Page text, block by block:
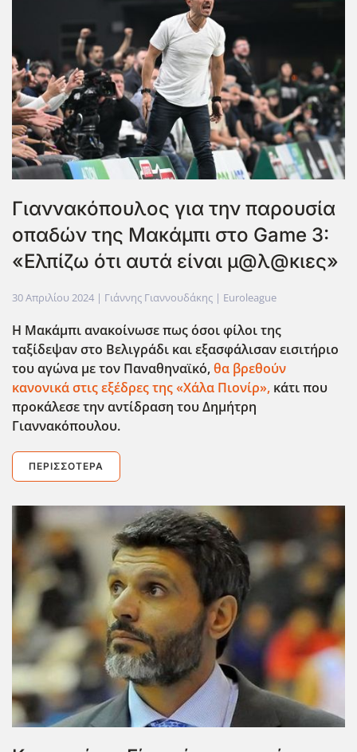
Γιαννακόπουλος για την παρουσία
οπαδών της Μακάμπι στο Game 3:
«Ελπίζω ότι αυτά είναι μ@λ@κιες»
30 Απριλίου 2024 | Γιάννης Γιαννουδάκης | Euroleague
Η Μακάμπι ανακοίνωσε πως όσοι φίλοι της
ταξίδεψαν στο Βελιγράδι και εξασφάλισαν εισιτήριο
του αγώνα με τον Παναθηναϊκό,θα βρεθούν
κανονικά στις εξέδρες της «Χάλα Πιονίρ», κάτι που
προκάλεσε την αντίδραση του Δημήτρη
Γιαννακόπουλου.
ΠΕΡΙΣΣΌΤΕΡΑ